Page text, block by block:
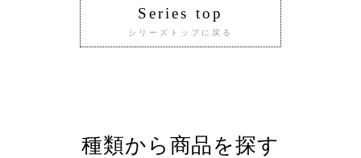
Series top
シリーズトップに戻る
種類から商品を探す